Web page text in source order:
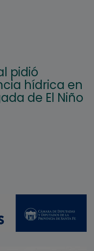
pidió
hídrica en
de El Niño